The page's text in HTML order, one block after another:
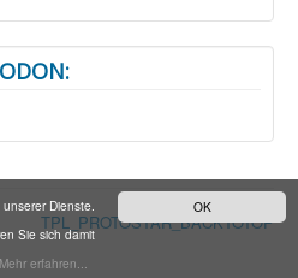
OK
Dienste.
Sie sich damit
Mehr erfahren...
TPL_PROTOSTAR_BACKTOTOP